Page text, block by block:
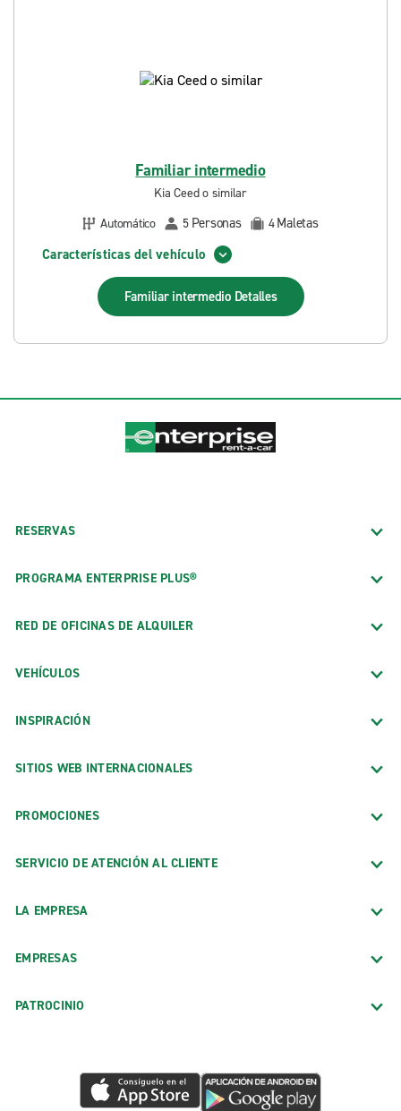
Familiar intermedio
Kia Ceed o similar
Automático
5 Personas 4Maletas
Características del vehículo
Familiar intermedio Detalles
RESERVAS
PROGRAMA ENTERPRISE PLUS®
RED DE OFICINAS DE ALQUILER
VEHÍCULOS
INSPIRACIÓN
SITIOS WEB INTERNACIONALES
PROMOCIONES
SERVICIO DE ATENCIÓN AL CLIENTE
LA EMPRESA
EMPRESAS
PATROCINIO